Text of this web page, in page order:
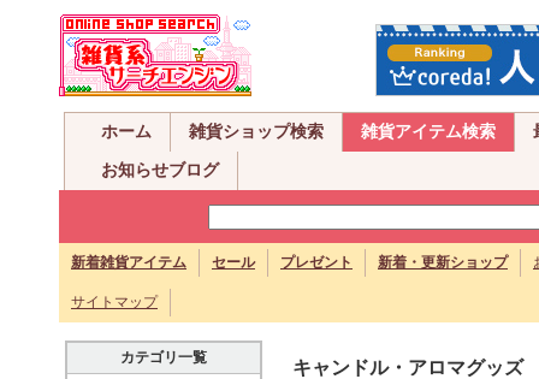
ホーム 雑貨ショップ検索 雑貨アイテム検索
お知らせブログ
新着雑貨アイテム セール プレゼント 新着・更新ショップ
サイトマップ
カテゴリ一覧 キャンドル・アロマグッズ